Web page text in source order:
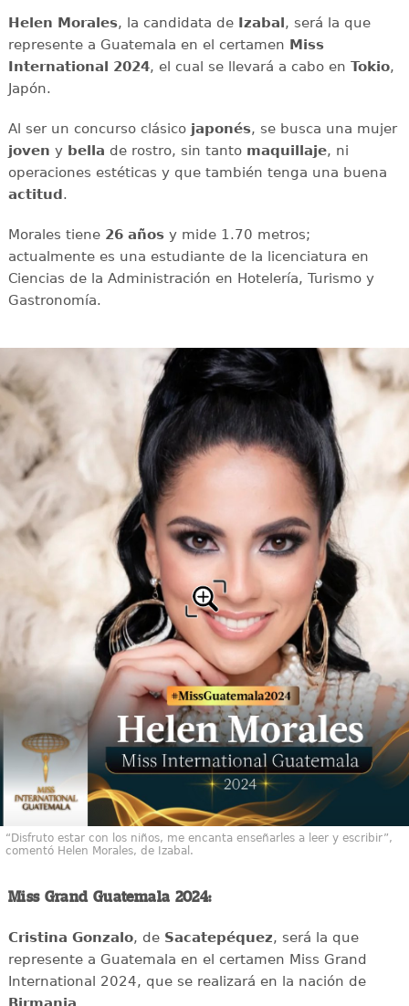
Helen Morales, la candidata de Izabal, será la que
represente a Guatemala en el certamen Miss
International 2024, el cual se llevará a cabo en Tokio,
Japón.
Al ser un concurso clásico japonés, se busca una mujer
joven y bella de rostro, sin tanto maquillaje, ni
operaciones estéticas y que también tenga una buena
actitud.
Morales tiene 26 añosy mide 1.70 metros;
actualmente es una estudiante de la licenciatura en
Ciencias de la Administración en Hotelería, Turismo y
Gastronomía.
“Disfruto estar con los niños, me encanta enseñarles a leer y escribir”,
comentó Helen Morales, de Izabal.
Miss Grand Guatemala 2024:
Cristina Gonzalo, de Sacatepéquez, será la que
represente a Guatemala en el certamen Miss Grand
International 2024, que se realizará en la nación de